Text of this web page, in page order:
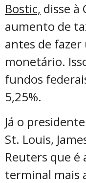
Bostic, disse à
aumento de
antes de
monetário.
fundos
5,25%.
Já o
St. Louis,
Reuters que é
terminal mais